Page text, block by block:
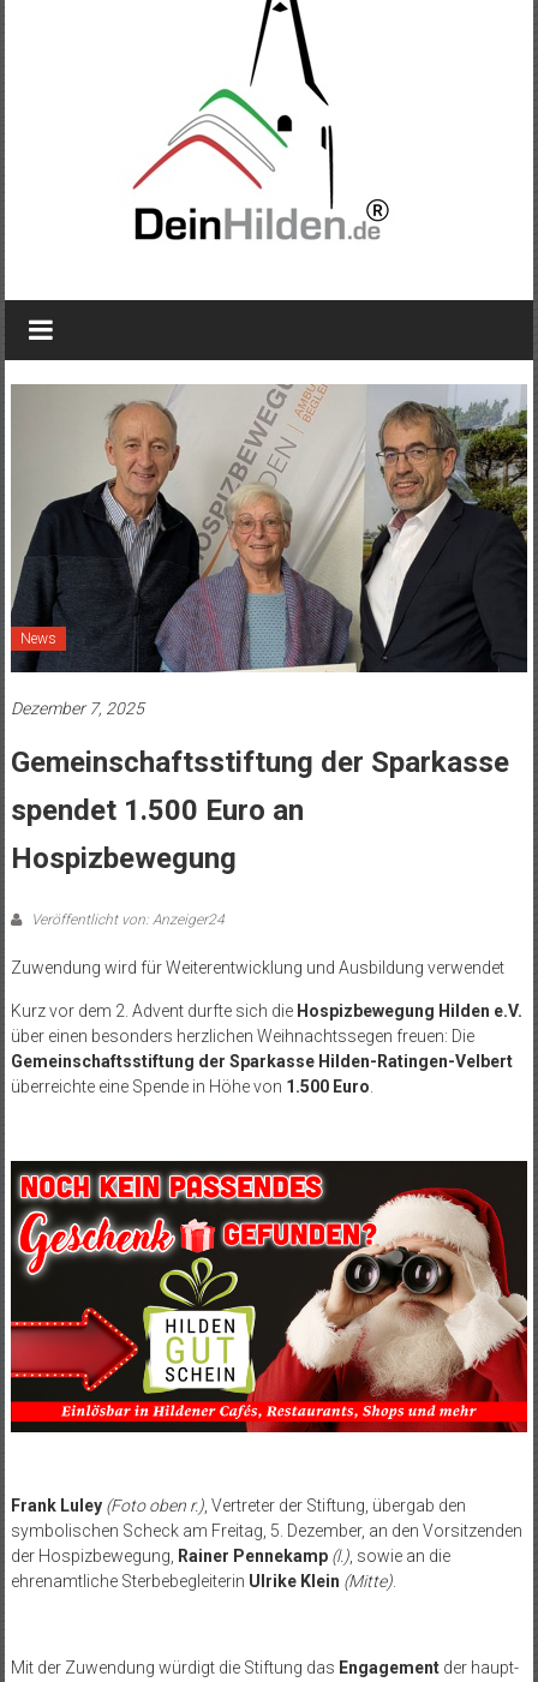
News
Dezember 7, 2025
Gemeinschaftsstiftung der Sparkasse
spendet 1.500 Euro an
Hospizbewegung
Veröffentlicht von: Anzeiger24
Zuwendung wird für Weiterentwicklung und Ausbildung verwendet
Kurz vor dem 2. Advent durfte sich die Hospizbewegung Hilden e.V.
über einen besonders herzlichen Weihnachtssegen freuen: Die
Gemeinschaftsstiftung der Sparkasse Hilden-Ratingen-Velbert
überreichte eine Spende in Höhe von 1.500 Euro.
Frank Luley (Foto oben r.), Vertreter der Stiftung, übergab den
symbolischen Scheck am Freitag, 5. Dezember, an den Vorsitzenden
der Hospizbewegung,
Rainer Pennekamp (l.), sowie an die
ehrenamtliche Sterbebegleiterin Ulrike Klein (Mitte).
Mit der Zuwendung würdigt die Stiftung das Engagementder haupt-